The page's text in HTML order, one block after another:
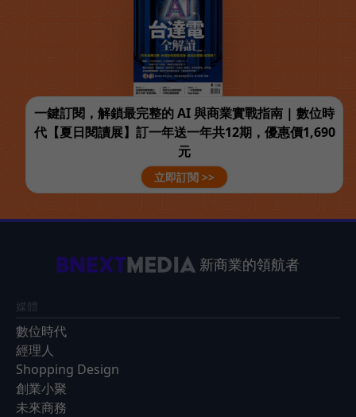
一鍵訂閱，解鎖最完整的 AI 與商業實戰指南 | 數位時
代【夏日閱讀展】訂一年送一年共12期，優惠價1,690
元
立即訂閱 >>
新商業的領航者
媒體
數位時代
經理人
Shopping Design
創業小聚
未來商務